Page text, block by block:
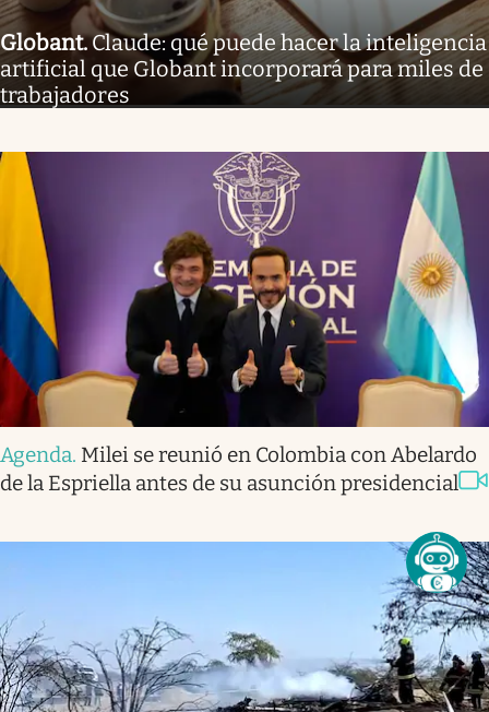
Globant.Claude: qué puede hacer la inteligencia
artificial que Globant incorporará para miles de
trabajadores
Agenda. Milei se reunió en Colombia con Abelardo
de la Espriella antes de su asunción presidencial